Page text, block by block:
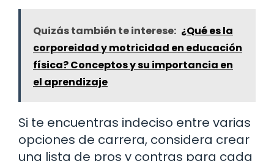
Quizás también te interese: ¿Qué es la
corporeidad y motricidad en educación
física? Conceptos y su importancia en
el aprendizaje
Si te encuentras indeciso entre varias
opciones de carrera, considera crear
una lista de pros y contras para cada